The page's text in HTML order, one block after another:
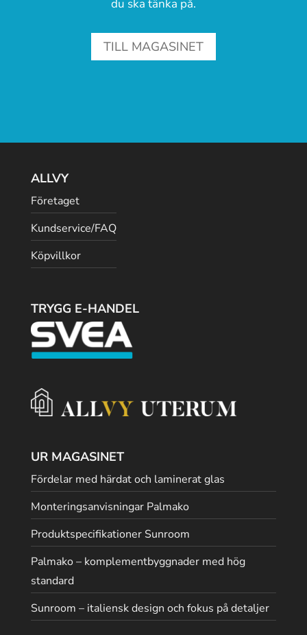
du ska tänka på.
TILL MAGASINET
ALLVY
Företaget
Kundservice/FAQ
Köpvillkor
TRYGG E-HANDEL
UR MAGASINET
Fördelar med härdat och laminerat glas
Monteringsanvisningar Palmako
Produktspecifikationer Sunroom
Palmako – komplementbyggnader med hög
standard
Sunroom – italiensk design och fokus på detaljer